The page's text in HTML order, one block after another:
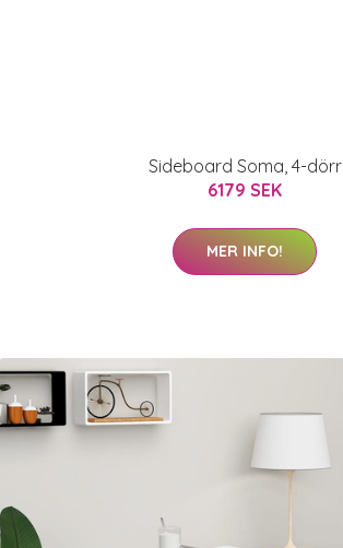
Sideboard Soma, 4-dörr
6179 SEK
MER INFO!